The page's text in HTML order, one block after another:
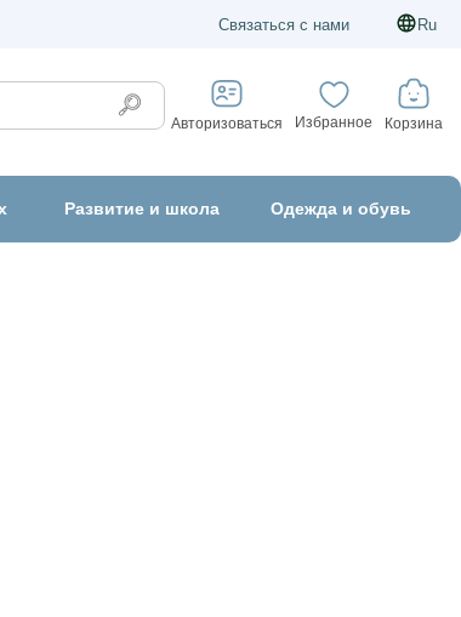
Связаться с нами Ru
Авторизоваться Избранное Корзина
Развитие и школа Одежда и обувь